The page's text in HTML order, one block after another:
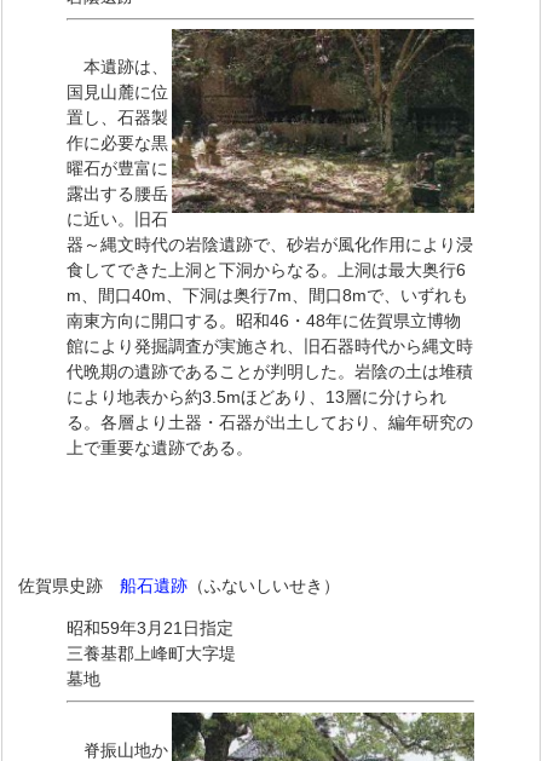
本遺跡は、
国見山麓に位
置し、石器製
作に必要な黒
曜石が豊富に
露出する腰岳
に近い。旧石
器～縄文時代の岩陰遺跡で、砂岩が風化作用により浸
食してできた上洞と下洞からなる。上洞は最大奥行6
m、間口40m、下洞は奥行7m、間口8mで、いずれも
南東方向に開口する。昭和46・48年に佐賀県立博物
館により発掘調査が実施され、旧石器時代から縄文時
代晩期の遺跡であることが判明した。岩陰の土は堆積
により地表から約3.5mほどあり、13層に分けられ
る。各層より土器・石器が出土しており、編年研究の
上で重要な遺跡である。
佐賀県史跡船石遺跡 （ふないしいせき）
昭和59年3月21日指定
三養基郡上峰町大字堤
墓地
脊振山地か